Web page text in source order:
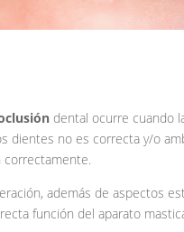
dental ocurre cuando
dientes no es correcta y/o
correctamente.
además de aspectos
función del aparato